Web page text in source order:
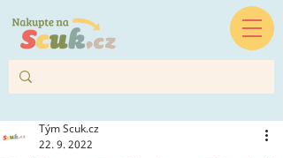
Tým Scuk.cz
22. 9. 2022